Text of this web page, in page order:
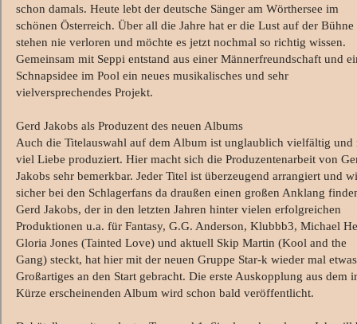
schon damals. Heute lebt der deutsche Sänger am Wörthersee im
schönen Österreich. Über all die Jahre hat er die Lust auf der Bühne
stehen nie verloren und möchte es jetzt nochmal so richtig wissen.
Gemeinsam mit Seppi entstand aus einer Männerfreundschaft und
Schnapsidee im Pool ein neues musikalisches und sehr
vielversprechendes Projekt.
Gerd Jakobs als Produzent des neuen Albums
Auch die Titelauswahl auf dem Album ist unglaublich vielfältig und
viel Liebe produziert. Hier macht sich die Produzentenarbeit von
Jakobs sehr bemerkbar. Jeder Titel ist überzeugend arrangiert und
sicher bei den Schlagerfans da draußen einen großen Anklang
Gerd Jakobs, der in den letzten Jahren hinter vielen erfolgreichen
Produktionen u.a. für Fantasy, G.G. Anderson, Klubbb3, Michael
Gloria Jones (Tainted Love) und aktuell Skip Martin (Kool and the
Gang) steckt, hat hier mit der neuen Gruppe Star-k wieder mal etwas
Großartiges an den Start gebracht. Die erste Auskopplung aus dem
Kürze erscheinenden Album wird schon bald veröffentlicht.